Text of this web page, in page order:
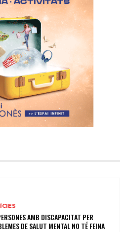
AMB DISCAPACITAT PER
DE SALUT MENTAL NO TÉ FEINA